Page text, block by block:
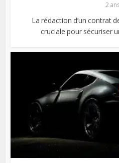
2
La rédaction d’un contrat
cruciale pour sécuriser